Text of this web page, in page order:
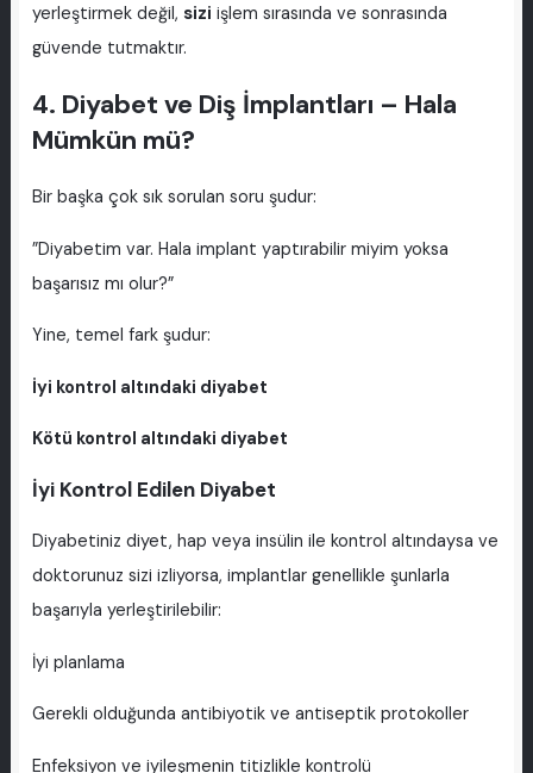
yerleştirmek değil, sizi işlem sırasında ve sonrasında
güvende tutmaktır.
4. Diyabet ve Diş İmplantları – Hala
Mümkün mü?
Bir başka çok sık sorulan soru şudur:
”Diyabetim var. Hala implant yaptırabilir miyim yoksa
başarısız mı olur?”
Yine, temel fark şudur:
İyi kontrol altındaki diyabet
Kötü kontrol altındaki diyabet
İyi Kontrol Edilen Diyabet
Diyabetiniz diyet, hap veya insülin ile kontrol altındaysa ve
doktorunuz sizi izliyorsa, implantlar genellikle şunlarla
başarıyla yerleştirilebilir:
İyi planlama
Gerekli olduğunda antibiyotik ve antiseptik protokoller
Enfeksiyon ve iyileşmenin titizlikle kontrolü